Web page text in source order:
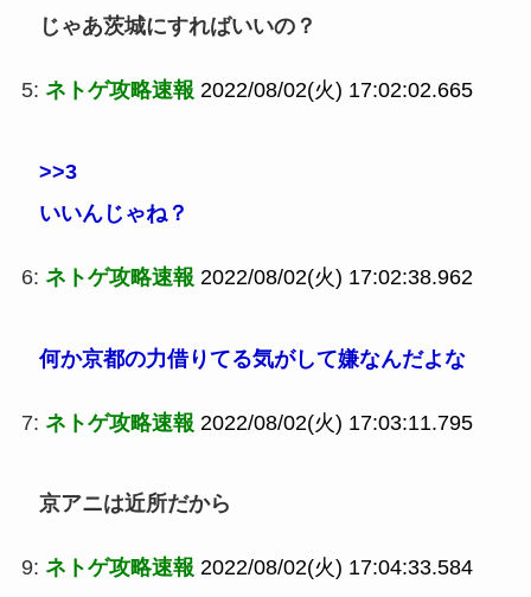
じゃあ茨城にすればいいの？
5: ネトゲ攻略速報 2022/08/02(火) 17:02:02.665
>>3
いいんじゃね？
6: ネトゲ攻略速報 2022/08/02(火) 17:02:38.962
何か京都の力借りてる気がして嫌なんだよな
7: ネトゲ攻略速報 2022/08/02(火) 17:03:11.795
京アニは近所だから
9: ネトゲ攻略速報 2022/08/02(火) 17:04:33.584